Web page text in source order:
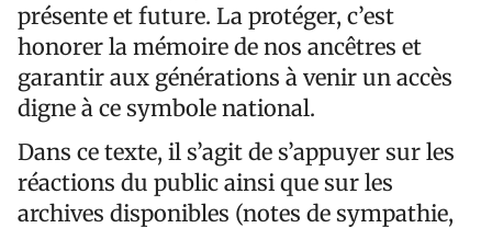
présente et future. La protéger, c’est
honorer la mémoire de nos ancêtres et
garantir aux générations à venir un accès
digne à ce symbole national.
Dans ce texte, il s’agit de s’appuyer sur les
réactions du public ainsi que sur les
archives disponibles (notes de sympathie,